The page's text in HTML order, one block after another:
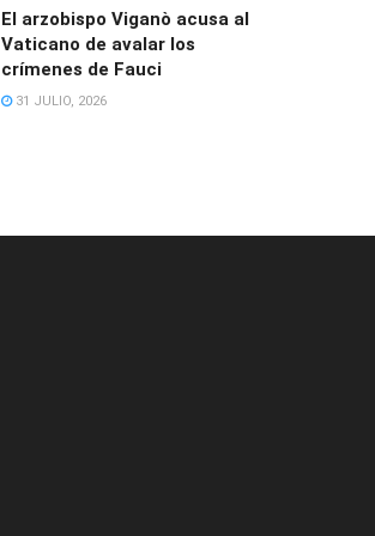
El arzobispo Viganò acusa al
Vaticano de avalar los
crímenes de Fauci
31 JULIO, 2026